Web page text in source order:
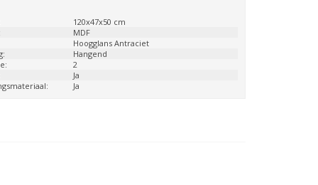
120x47x50 cm
MDF
Hoogglans Antraciet
Hangend
2
Ja
Ja